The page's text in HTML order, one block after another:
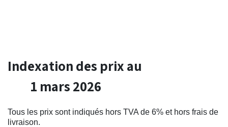
Indexation des prix au
1 mars 2026
Tous les prix sont indiqués hors TVA de 6% et hors frais de
livraison.